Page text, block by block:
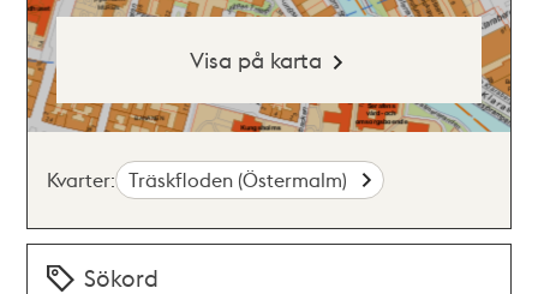
Visa på karta
Kvarter: Träskfloden (Östermalm)
Sökord